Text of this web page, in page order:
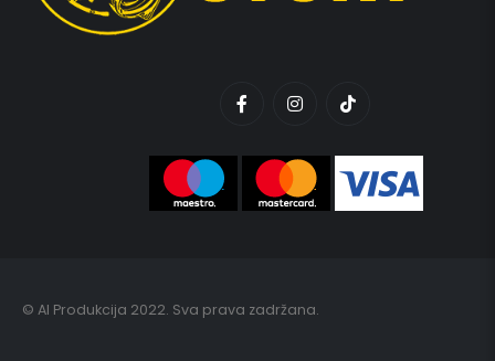
© AI Produkcija 2022. Sva prava zadržana.